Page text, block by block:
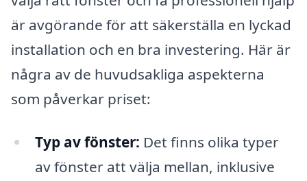
är avgörande för att säkerställa en lyckad
installation och en bra investering. Här är
några av de huvudsakliga aspekterna
som påverkar priset:
Typ av fönster: Det finns olika typer
av fönster att välja mellan, inklusive